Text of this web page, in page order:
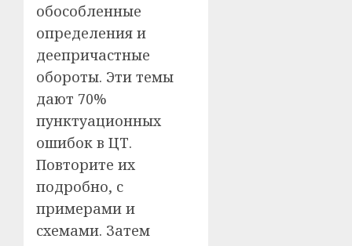
обособленные
определения и
деепричастные
обороты. Эти темы
дают 70%
пунктуационных
ошибок в ЦТ.
Повторите их
подробно, с
примерами и
схемами. Затем